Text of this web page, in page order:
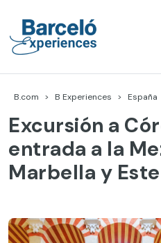
content
B.com B Experiences España
Excursión a
entrada a la
Marbella y